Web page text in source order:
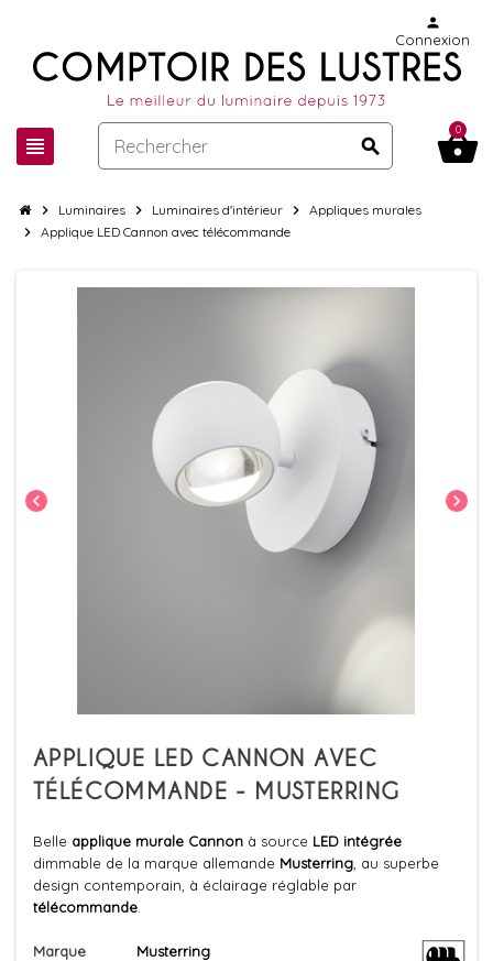
view_headline search
person
Connexion
shopping_basket
0
chevron_right Luminaires chevron_right Luminaires d'intérieur chevron_right Appliques murales
chevron_right Applique LED Cannon avec télécommande
chevron_left chevron_right
APPLIQUE LED CANNON AVEC
TÉLÉCOMMANDE - MUSTERRING
Belle applique murale Cannon à source LED intégrée
dimmable de la marque allemande Musterring , au superbe
design contemporain, à éclairage réglable par
télécommande
Marque Musterring